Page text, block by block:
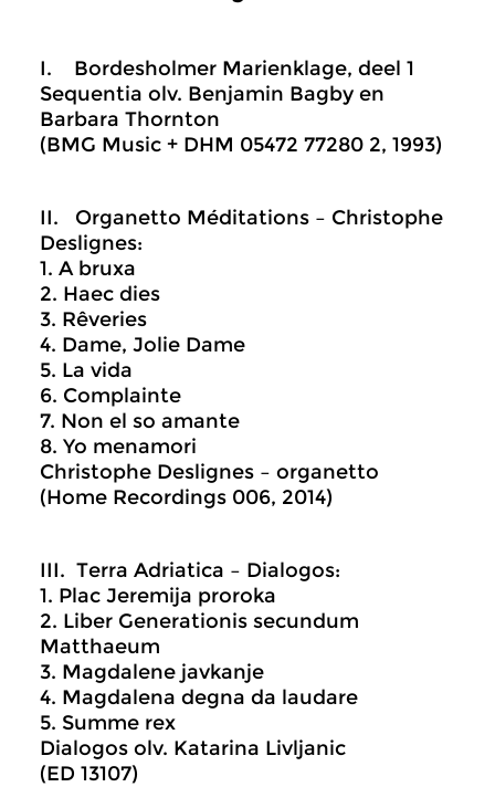
I. Bordesholmer Marienklage, deel 1
Sequentia olv. Benjamin Bagby en
Barbara Thornton
(BMG Music + DHM 05472 77280 2, 1993)
II. Organetto Méditations – Christophe
Deslignes:
1. A bruxa
2. Haec dies
3. Rêveries
4. Dame, Jolie Dame
5. La vida
6. Complainte
7. Non el so amante
8. Yo menamori
Christophe Deslignes – organetto
(Home Recordings 006, 2014)
III. Terra Adriatica – Dialogos:
1. Plac Jeremija proroka
2. Liber Generationis secundum
Matthaeum
3. Magdalene javkanje
4. Magdalena degna da laudare
5. Summe rex
Dialogos olv. Katarina Livljanic
(ED 13107)